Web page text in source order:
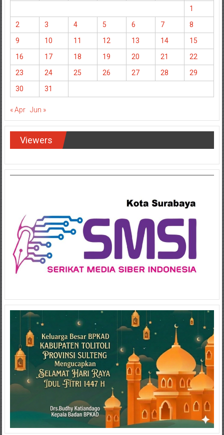
1
2
3 4 5 6 7
8
9
10 11 12 13 14
15
16
17 18 19 20 21
22
23
24 25 26 27 28
29
30
31
« Apr Jun »
Viewers